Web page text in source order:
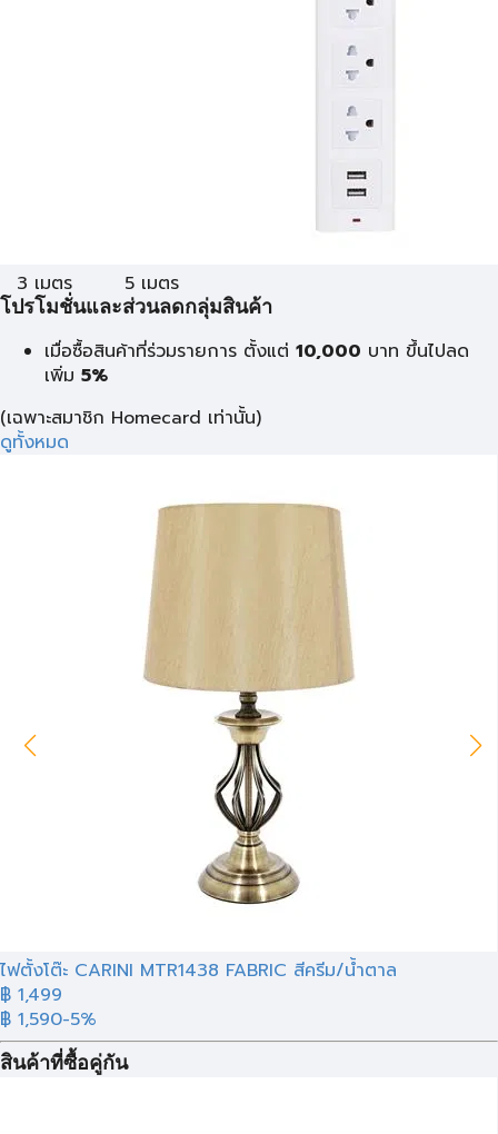
3 เมตร 5 เมตร
โปรโมชั่นและส่วนลดกลุ่มสินค้า
เมื่อซื้อสินค้าที่ร่วมรายการ ตั้งแต่ 10,000 บาท ขึ้นไปลด
เพิ่ม 5%
(เฉพาะสมาชิก Homecard เท่านั้น)
ดูทั้งหมด
ไฟตั้งโต๊ะ CARINI MTR1438 FABRIC สีครีม/น้ำตาล
฿ 1,499
฿ 1,590-5%
สินค้าที่ซื้อคู่กัน